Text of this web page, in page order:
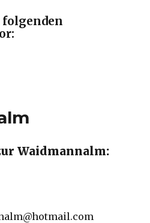
Waidmannalm: